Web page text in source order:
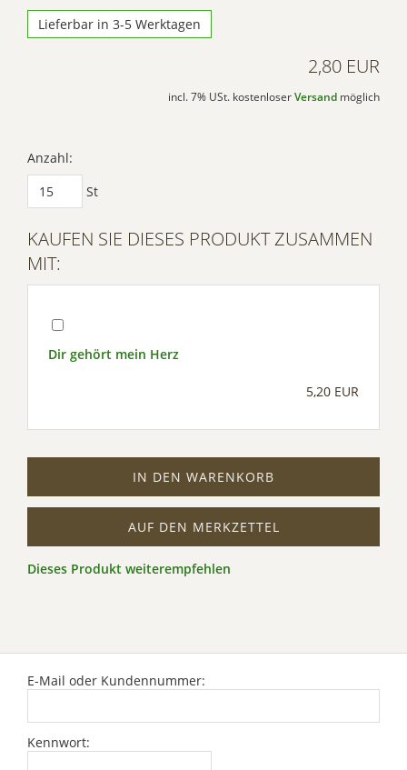
Lieferbar in 3-5 Werktagen
2,80 EUR
incl. 7% USt. kostenloser Versand möglich
Anzahl:
St
KAUFEN SIE DIESES PRODUKT ZUSAMMEN
MIT:
Dir gehört mein Herz
5,20 EUR
IN DEN WARENKORB
AUF DEN MERKZETTEL
Dieses Produkt weiterempfehlen
E-Mail oder Kundennummer:
Kennwort: